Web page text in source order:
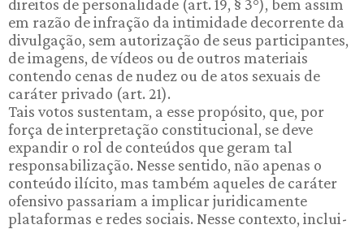
direitos de personalidade (art. 19, § 3°), bem assim
em razão de infração da intimidade decorrente da
divulgação, sem autorização de seus participantes,
de imagens, de vídeos ou de outros materiais
contendo cenas de nudez ou de atos sexuais de
caráter privado (art. 21).
Tais votos sustentam, a esse propósito, que, por
força de interpretação constitucional, se deve
expandir o rol de conteúdos que geram tal
responsabilização. Nesse sentido, não apenas o
conteúdo ilícito, mas também aqueles de caráter
ofensivo passariam a implicar juridicamente
plataformas e redes sociais. Nesse contexto, inclui-